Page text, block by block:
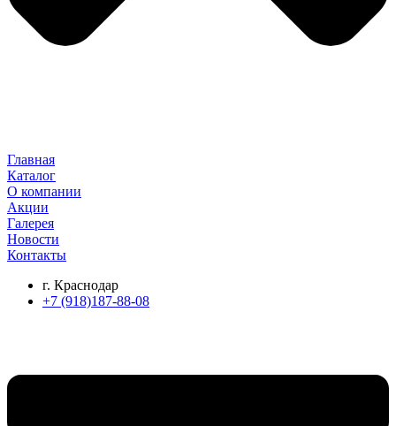
Главная
Каталог
О компании
Акции
Галерея
Новости
Контакты
г. Краснодар
+7 (918)187-88-08